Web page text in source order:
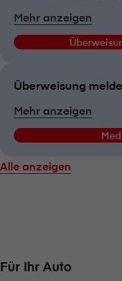
Mehr anzeigen
Überweisung
Mehr anzeigen
Alle anzeigen
Für Ihr Auto